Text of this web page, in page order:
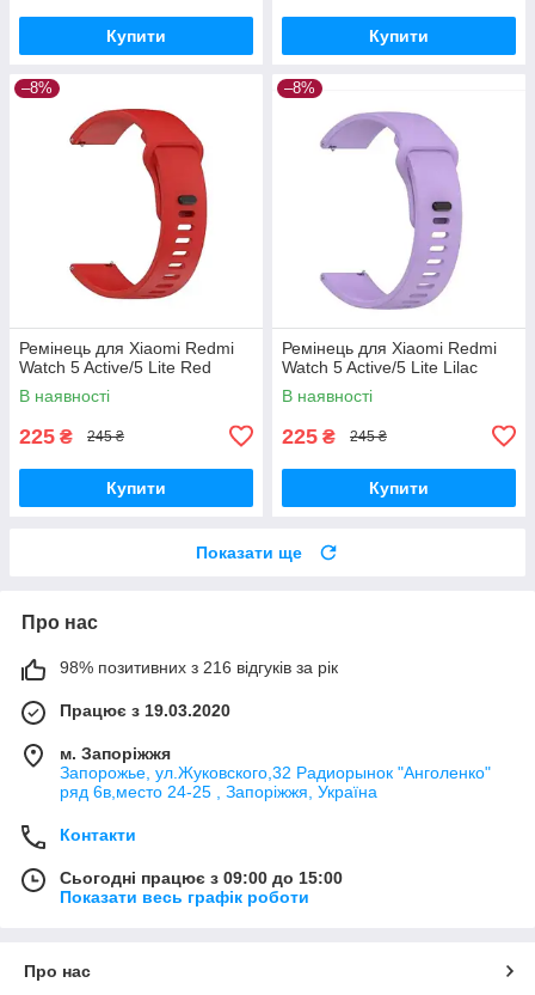
Купити Купити
–8%
Ремінець для Xiaomi Redmi
Watch 5 Active/5 Lite Red
В наявності
225 ₴ 245 ₴
Купити
–8%
Ремінець для Xiaomi Redmi
Watch 5 Active/5 Lite Lilac
В наявності
225 ₴ 245 ₴
Купити
Показати ще
Про нас
98% позитивних з 216 відгуків за рік
Працює з 19.03.2020
м. Запоріжжя
Запорожье, ул.Жуковского,32 Радиорынок "Анголенко"
ряд 6в,место 24-25 , Запоріжжя, Україна
Контакти
Сьогодні працює з 09:00 до 15:00
Показати весь графік роботи
Про нас